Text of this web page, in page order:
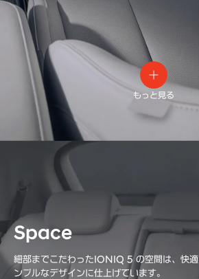
もっと見る
Space
細部までこだわったIONIQ 5 の空間は、快
ンプルなデザインに仕上げています。